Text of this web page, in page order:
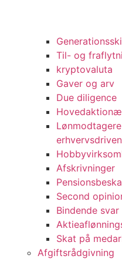
Til- og
kryptovaluta
Gaver og arv
Due diligence
Afskrivninger
Second
Bindende svar
Skat på
Afgiftsrådgivning